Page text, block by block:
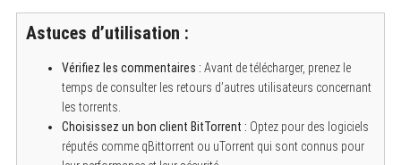
Astuces d’utilisation :
Vérifiez les commentaires : Avant de télécharger, prenez le
temps de consulter les retours d’autres utilisateurs concernant
les torrents.
Choisissez un bon client BitTorrent : Optez pour des logiciels
réputés comme qBittorrent ou uTorrent qui sont connus pour